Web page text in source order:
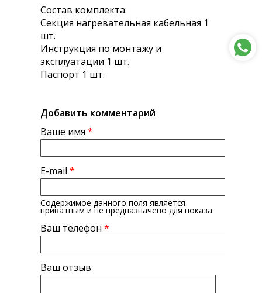
Состав комплекта:
Секция нагревательная кабельная 1
шт.
Инструкция по монтажу и
эксплуатации 1 шт.
Паспорт 1 шт.
Добавить комментарий
Ваше имя *
E-mail *
Содержимое данного поля является
приватным и не предназначено для показа.
Ваш телефон *
Ваш отзыв